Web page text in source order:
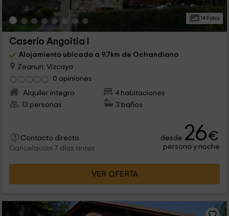
14 Fotos
Caserío Angoitia I
Alojamiento ubicado a 9.7km de Ochandiano
Zeanuri, Vizcaya
0 opiniones
Alquiler íntegro
4 habitaciones
13 personas
3 baños
Contacto directo
Cancelación 7 días antes
desde 26€
persona y noche
VER OFERTA